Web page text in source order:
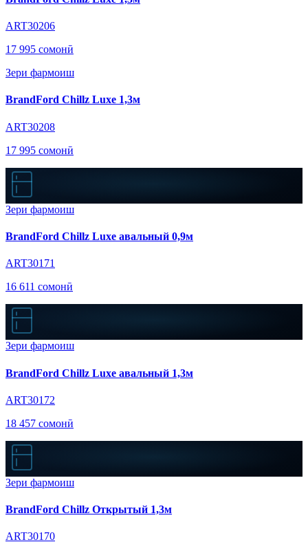
ART30206
17 995 сомонӣ
Зери фармоиш
BrandFord Chillz Luxe 1,3м
ART30208
17 995 сомонӣ
Зери фармоиш
BrandFord Chillz Luxe авальный 0,9м
ART30171
16 611 сомонӣ
Зери фармоиш
BrandFord Chillz Luxe авальный 1,3м
ART30172
18 457 сомонӣ
Зери фармоиш
BrandFord Chillz Открытый 1,3м
ART30170